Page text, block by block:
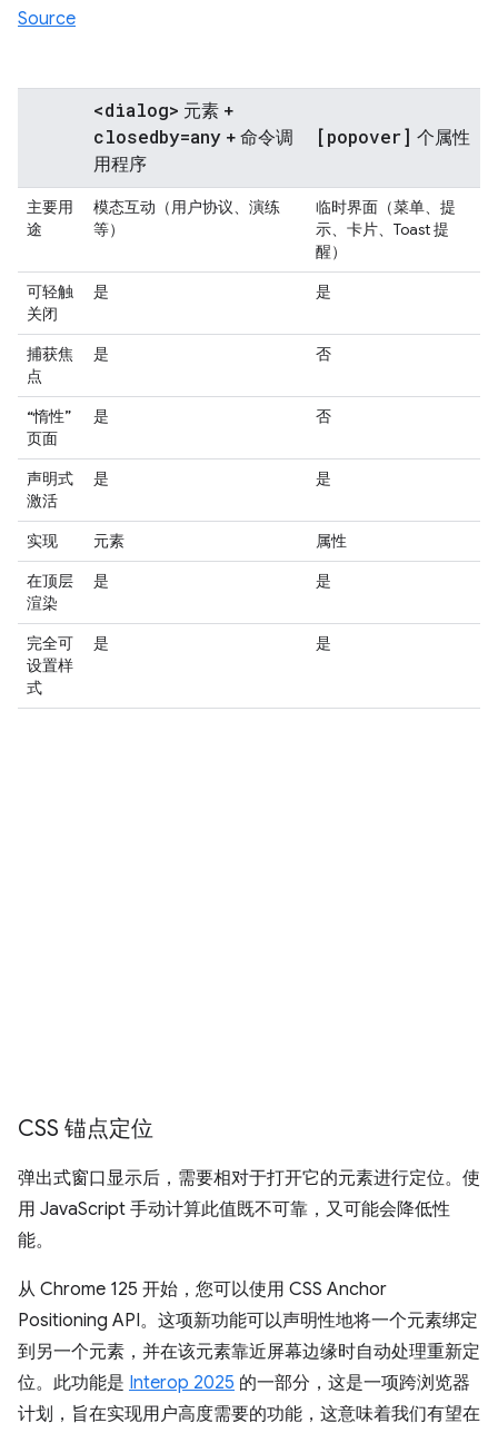
Source
<dialog> 元素 +
closedby=any + 命令调
用程序
[popover] 个属性
主要用
途
模态互动（用户协议、演练
等）
临时界面（菜单、提
示、卡片、Toast 提
醒）
可轻触
关闭
是 是
捕获焦
点
是 否
“惰性”
页面
是 否
声明式
激活
是 是
实现 元素
属性
在顶层
渲染
是 是
完全可
设置样
式
是 是
CSS 锚点定位
弹出式窗口显示后，需要相对于打开它的元素进行定位。使
用 JavaScript 手动计算此值既不可靠，又可能会降低性
能。
从 Chrome 125 开始，您可以使用 CSS Anchor
Positioning API。这项新功能可以声明性地将一个元素绑定
到另一个元素，并在该元素靠近屏幕边缘时自动处理重新定
位。此功能是 Interop 2025 的一部分，这是一项跨浏览器
计划，旨在实现用户高度需要的功能，这意味着我们有望在